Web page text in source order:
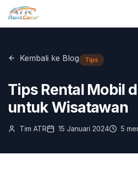
Kembali ke Blog Tips
Tips Rental Mobil
untuk Wisatawan
Tim ATR 15 Januari 2024 5